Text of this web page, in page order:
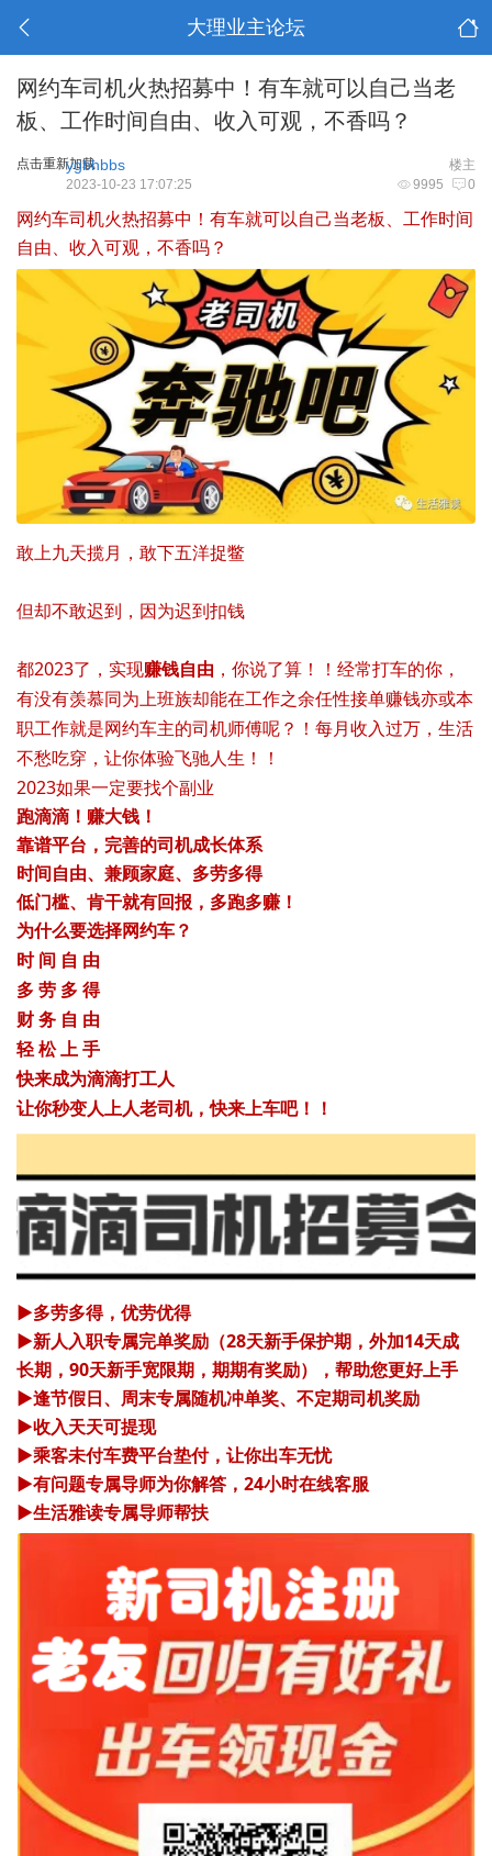
大理业主论坛
网约车司机火热招募中！有车就可以自己当老
板、工作时间自由、收入可观，不香吗？
点击重新加载 楼主
ygbhbbs
9995 0
2023-10-23 17:07:25
网约车司机火热招募中！有车就可以自己当老板、工作时间
自由、收入可观，不香吗？
敢上九天揽月，敢下五洋捉鳖
但却不敢迟到，因为迟到扣钱
都2023了，实现赚钱自由 ，你说了算！！经常打车的你，
有没有羡慕同为上班族却能在工作之余任性接单赚钱亦或本
职工作就是网约车主的司机师傅呢？！每月收入过万，生活
不愁吃穿，让你体验飞驰人生！！
2023如果一定要找个副业
跑滴滴！赚大钱！
靠谱平台，完善的司机成长体系
时间自由、兼顾家庭、多劳多得
低门槛、肯干就有回报，多跑多赚！
为什么要选择网约车？
时 间 自 由
多 劳 多 得
财 务 自 由
轻 松 上 手
快来成为滴滴打工人
让你秒变人上人老司机，快来上车吧！！
▶多劳多得，优劳优得
▶新人入职专属完单奖励（28天新手保护期，外加14天成
长期，90天新手宽限期，期期有奖励），帮助您更好上手
▶逢节假日、周末专属随机冲单奖、不定期司机奖励
▶收入天天可提现
▶乘客未付车费平台垫付，让你出车无忧
▶有问题专属导师为你解答，24小时在线客服
▶生活雅读专属导师帮扶